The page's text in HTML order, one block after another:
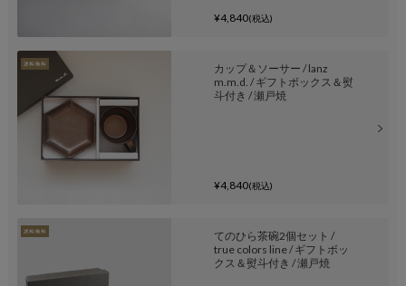
¥4,840(税込)
カップ＆ソーサー / lanz
m.m.d. / ギフトボックス＆熨
斗付き / 瀬戸焼
¥4,840(税込)
てのひら茶碗2個セット /
true colors line / ギフトボッ
クス＆熨斗付き / 瀬戸焼